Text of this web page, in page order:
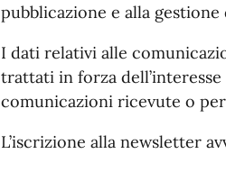
pubblicazione e alla
I dati relativi alle
trattati in forza
comunicazioni ricevute o
L’iscrizione alla newsletter